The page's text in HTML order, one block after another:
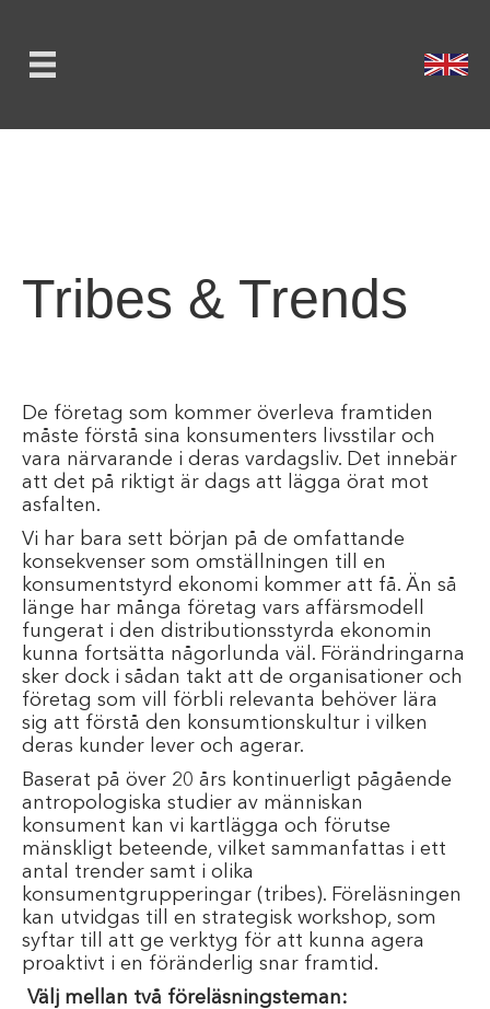
Tribes & Trends
De företag som kommer överleva framtiden
måste förstå sina konsumenters livsstilar och
vara närvarande i deras vardagsliv. Det innebär
att det på riktigt är dags att lägga örat mot
asfalten.
Vi har bara sett början på de omfattande
konsekvenser som omställningen till en
konsumentstyrd ekonomi kommer att få. Än så
länge har många företag vars affärsmodell
fungerat i den distributionsstyrda ekonomin
kunna fortsätta någorlunda väl. Förändringarna
sker dock i sådan takt att de organisationer och
företag som vill förbli relevanta behöver lära
sig att förstå den konsumtionskultur i vilken
deras kunder lever och agerar.
Baserat på över 20 års kontinuerligt pågående
antropologiska studier av människan
konsument kan vi kartlägga och förutse
mänskligt beteende, vilket sammanfattas i ett
antal trender samt i olika
konsumentgrupperingar (tribes). Föreläsningen
kan utvidgas till en strategisk workshop, som
syftar till att ge verktyg för att kunna agera
proaktivt i en föränderlig snar framtid.
Välj mellan två föreläsningsteman: